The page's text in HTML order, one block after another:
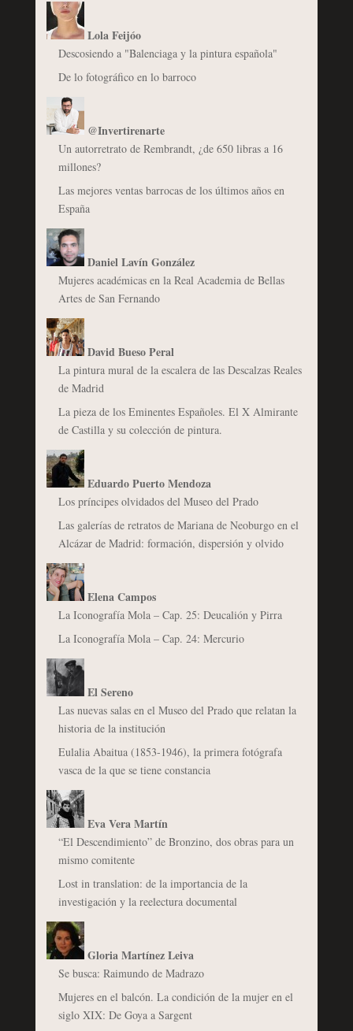
Lola Feijóo
Descosiendo a "Balenciaga y la pintura española"
De lo fotográfico en lo barroco
@Invertirenarte
Un autorretrato de Rembrandt, ¿de 650 libras a 16
millones?
Las mejores ventas barrocas de los últimos años en
España
Daniel Lavín González
Mujeres académicas en la Real Academia de Bellas
Artes de San Fernando
David Bueso Peral
La pintura mural de la escalera de las Descalzas Reales
de Madrid
La pieza de los Eminentes Españoles. El X Almirante
de Castilla y su colección de pintura.
Eduardo Puerto Mendoza
Los príncipes olvidados del Museo del Prado
Las galerías de retratos de Mariana de Neoburgo en el
Alcázar de Madrid: formación, dispersión y olvido
Elena Campos
La Iconografía Mola – Cap. 25: Deucalión y Pirra
La Iconografía Mola – Cap. 24: Mercurio
El Sereno
Las nuevas salas en el Museo del Prado que relatan la
historia de la institución
Eulalia Abaitua (1853-1946), la primera fotógrafa
vasca de la que se tiene constancia
Eva Vera Martín
“El Descendimiento” de Bronzino, dos obras para un
mismo comitente
Lost in translation: de la importancia de la
investigación y la reelectura documental
Gloria Martínez Leiva
Se busca: Raimundo de Madrazo
Mujeres en el balcón. La condición de la mujer en el
siglo XIX: De Goya a Sargent